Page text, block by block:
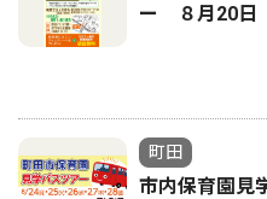
ー ８月20日
町田
市内保育園